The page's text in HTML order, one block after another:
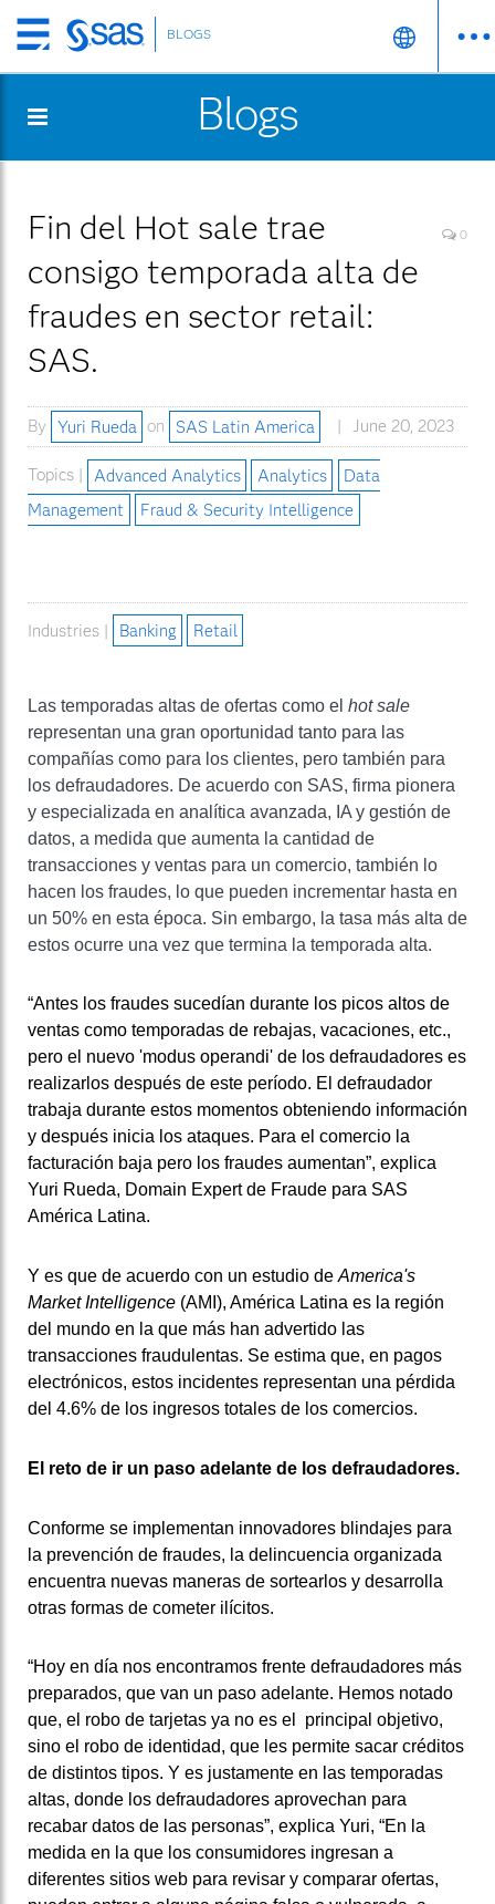
Skip
to
content
BLOGS
Blogs
Fin del Hot sale trae
consigo temporada alta de
fraudes en sector retail:
SAS.
0
By Yuri Rueda on SAS Latin America June 20, 2023
Topics | Advanced Analytics Analytics
Data
Management
Fraud & Security Intelligence
Industries | Banking Retail
Las temporadas altas de ofertas como el hot sale
representan una gran oportunidad tanto para las
compañías como para los clientes, pero también para
los defraudadores. De acuerdo con SAS, firma pionera
y especializada en analítica avanzada, IA y gestión de
datos, a medida que aumenta la cantidad de
transacciones y ventas para un comercio, también lo
hacen los fraudes, lo que pueden incrementar hasta en
un 50% en esta época. Sin embargo, la tasa más alta de
estos ocurre una vez que termina la temporada alta.
“Antes los fraudes sucedían durante los picos altos de
ventas como temporadas de rebajas, vacaciones, etc.,
pero el nuevo 'modus operandi' de los defraudadores es
realizarlos después de este período. El defraudador
trabaja durante estos momentos obteniendo información
y después inicia los ataques. Para el comercio la
facturación baja pero los fraudes aumentan”, explica
Yuri Rueda, Domain Expert de Fraude para SAS
América Latina.
Y es que de acuerdo con un estudio de America's
Market Intelligence (AMI), América Latina es la región
del mundo en la que más han advertido las
transacciones fraudulentas. Se estima que, en pagos
electrónicos, estos incidentes representan una pérdida
del 4.6% de los ingresos totales de los comercios.
El reto de ir un paso adelante de los defraudadores.
Conforme se implementan innovadores blindajes para
la prevención de fraudes, la delincuencia organizada
encuentra nuevas maneras de sortearlos y desarrolla
otras formas de cometer ilícitos.
“Hoy en día nos encontramos frente defraudadores más
preparados, que van un paso adelante. Hemos notado
que, el robo de tarjetas ya no es el principal objetivo,
sino el robo de identidad, que les permite sacar créditos
de distintos tipos. Y es justamente en las temporadas
altas, donde los defraudadores aprovechan para
recabar datos de las personas”, explica Yuri, “En la
medida en la que los consumidores ingresan a
diferentes sitios web para revisar y comparar ofertas,